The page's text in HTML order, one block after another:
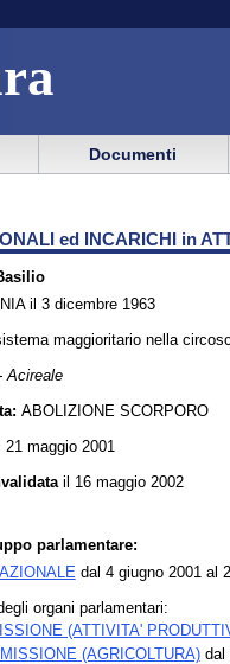
Documenti
ed INCARICHI in
il 3 dicembre 1963
maggioritario nella
Acireale
ABOLIZIONE SCORPORO
21 maggio 2001
il 16 maggio 2002
parlamentare:
dal 4 giugno 2001 al
organi parlamentari:
(ATTIVITA'
(AGRICOLTURA)dal